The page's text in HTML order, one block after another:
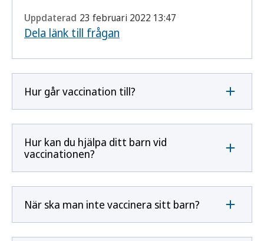
Uppdaterad 23 februari 2022 13:47
Dela länk till frågan
Hur går vaccination till?
Hur kan du hjälpa ditt barn vid
vaccinationen?
När ska man inte vaccinera sitt barn?